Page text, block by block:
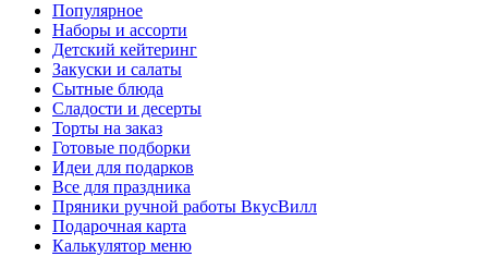
Популярное
Наборы и ассорти
Детский кейтеринг
Закуски и салаты
Сытные блюда
Сладости и десерты
Торты на заказ
Готовые подборки
Идеи для подарков
Все для праздника
Пряники ручной работы ВкусВилл
Подарочная карта
Калькулятор меню